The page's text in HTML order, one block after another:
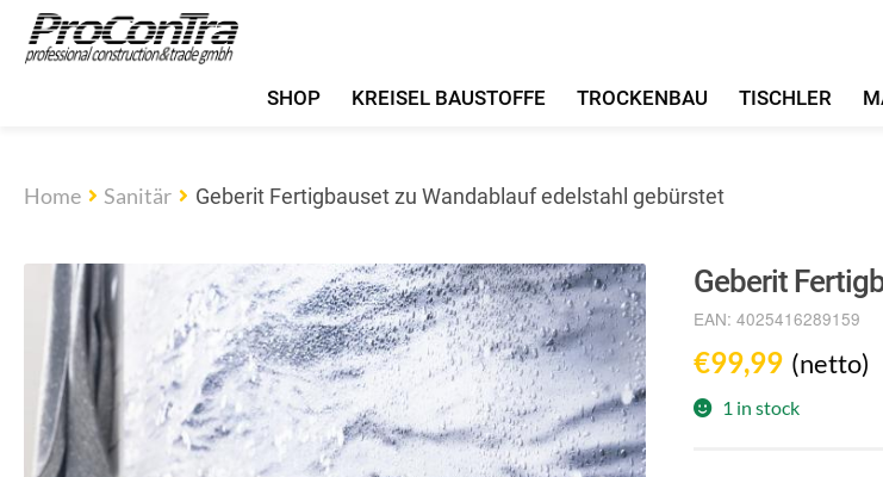
SHOP KREISEL BAUSTOFFE TROCKENBAU TISCHLER
Home Sanitär Geberit Fertigbauset zu Wandablauf edelstahl gebürstet
Geberit
EAN: 4025416289159
€99,99 (netto)
1 in stock